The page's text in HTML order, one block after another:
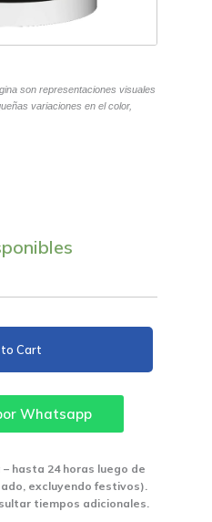
son representaciones visuales
variaciones en el color,
Cart
Whatsapp
hasta 24 horas luego de
excluyendo festivos).
tiempos adicionales.